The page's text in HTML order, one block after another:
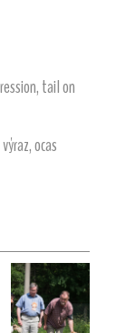
tail on
ocas